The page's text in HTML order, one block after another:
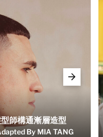
師構通漸層造型
By MIA TANG